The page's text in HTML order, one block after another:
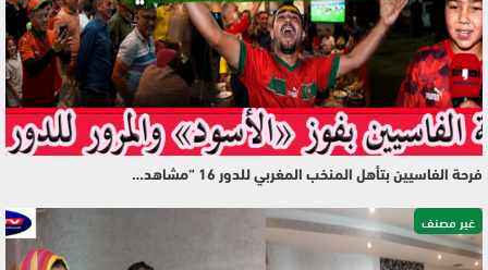
فرحة الفاسيين بتأهل المنخب المغربي للدور 16 “مشاهد…
غير مصنف